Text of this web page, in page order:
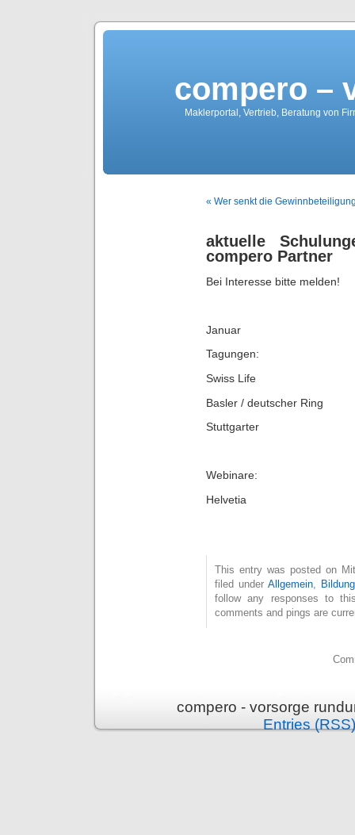
compero –
Maklerportal, Vertrieb, Beratung von
« Wer senkt die
aktuelle
compero Partner
Bei Interesse bitte melden!
Januar
Tagungen:
Swiss Life
Basler / deutscher Ring
Stuttgarter
Webinare:
Helvetia
This entry was posted on
filed under Allgemein, Bildung
follow any responses to
comments and pings are
compero - vorsorge
Entries (RSS)